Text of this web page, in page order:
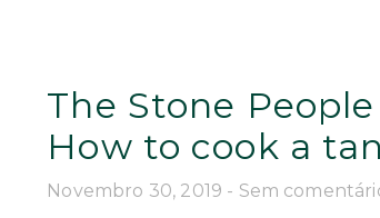
The Stone People
How to cook a
Novembro 30, 2019 Sem